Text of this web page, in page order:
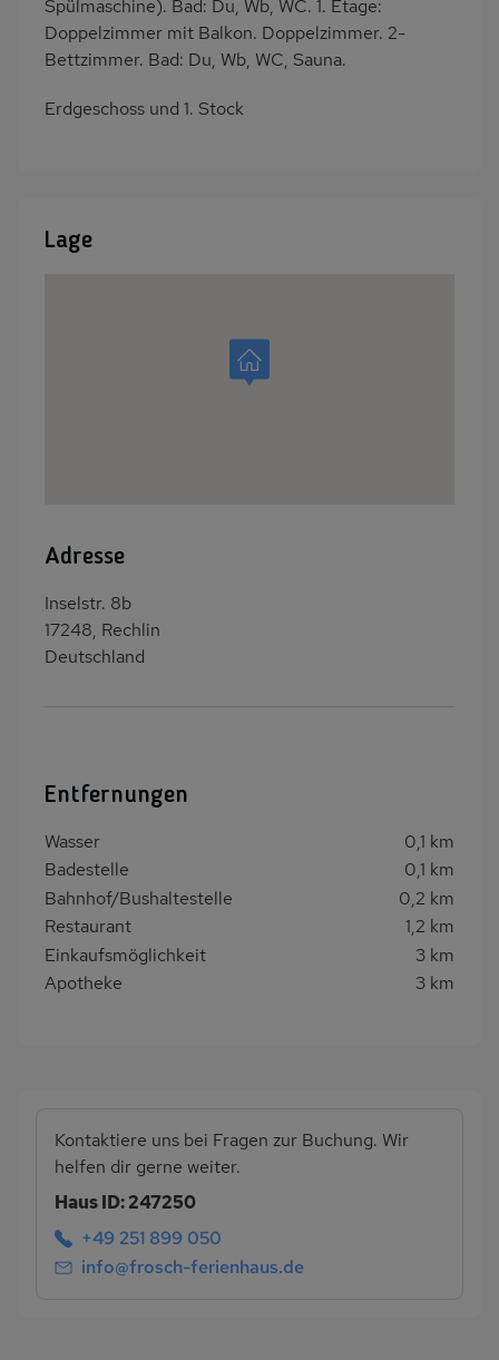
Nah an See
Bettwäsche mietbar
Handtücher mietbar
Spülmaschine). Bad: Du, Wb, WC. 1. Etage:
Doppelzimmer mit Balkon. Doppelzimmer. 2-
Bettzimmer. Bad: Du, Wb, WC, Sauna.
Erdgeschoss und 1. Stock
Lage
Adresse
Inselstr. 8b
17248, Rechlin
Deutschland
Entfernungen
Wasser
0,1 km
Badestelle
0,1 km
Bahnhof/Bushaltestelle
0,2 km
Restaurant
1,2 km
Einkaufsmöglichkeit
3 km
Apotheke
3 km
Kontaktiere uns bei Fragen zur Buchung. Wir
helfen dir gerne weiter.
Haus ID: 247250
+49 251 899 050
info@frosch-ferienhaus.de